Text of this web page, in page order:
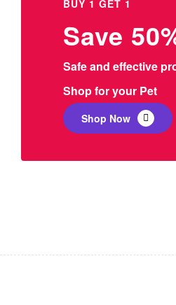
BUY 1 GET 1
Save
Safe and effective
Shop for your Pet
Shop Now